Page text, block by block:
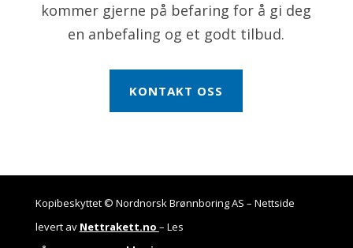
kommer gjerne på befaring for å gi deg
en anbefaling og et godt tilbud.
KONTAKT OSS
Kopibeskyttet © Nordnorsk Brønnboring AS – Nettside
levert av Nettrakett.no – Les